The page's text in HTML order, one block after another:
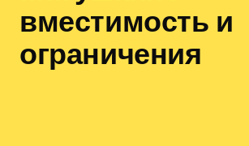
вместимость и
ограничения